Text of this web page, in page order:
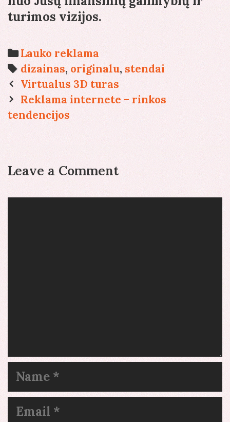
turimos vizijos.
Categories
Lauko reklama
Tags
dizainas, originalu, stendai
Post
navigation
Virtualus 3D turas
Reklama internete – rinkos
tendencijos
Leave a Comment
Name
Email